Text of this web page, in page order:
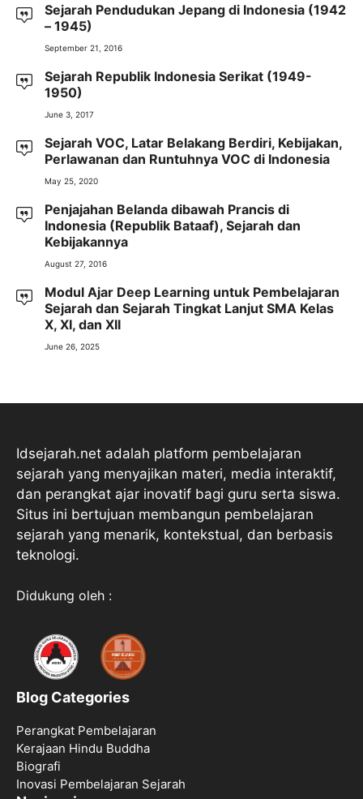
Sejarah Pendudukan Jepang di Indonesia (1942
– 1945)
September 21, 2016
Sejarah Republik Indonesia Serikat (1949-
1950)
June 3, 2017
Sejarah VOC, Latar Belakang Berdiri, Kebijakan,
Perlawanan dan Runtuhnya VOC di Indonesia
May 25, 2020
Penjajahan Belanda dibawah Prancis di
Indonesia (Republik Bataaf), Sejarah dan
Kebijakannya
August 27, 2016
Modul Ajar Deep Learning untuk Pembelajaran
Sejarah dan Sejarah Tingkat Lanjut SMA Kelas
X, XI, dan XII
June 26, 2025
Idsejarah.net adalah platform pembelajaran
sejarah yang menyajikan materi, media interaktif,
dan perangkat ajar inovatif bagi guru serta siswa.
Situs ini bertujuan membangun pembelajaran
sejarah yang menarik, kontekstual, dan berbasis
teknologi.
Didukung oleh :
Blog Categories
Perangkat Pembelajaran
Kerajaan Hindu Buddha
Biografi
Inovasi Pembelajaran Sejarah